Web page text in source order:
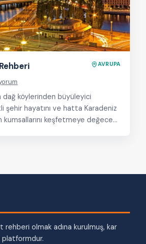
AVRUPA
dağ köylerinden büyüleyici
şehir hayatını ve hatta Karadeniz
kumsallarını keşfetmeye değecek
olmak adına kurulmuş, kar
platformdur.